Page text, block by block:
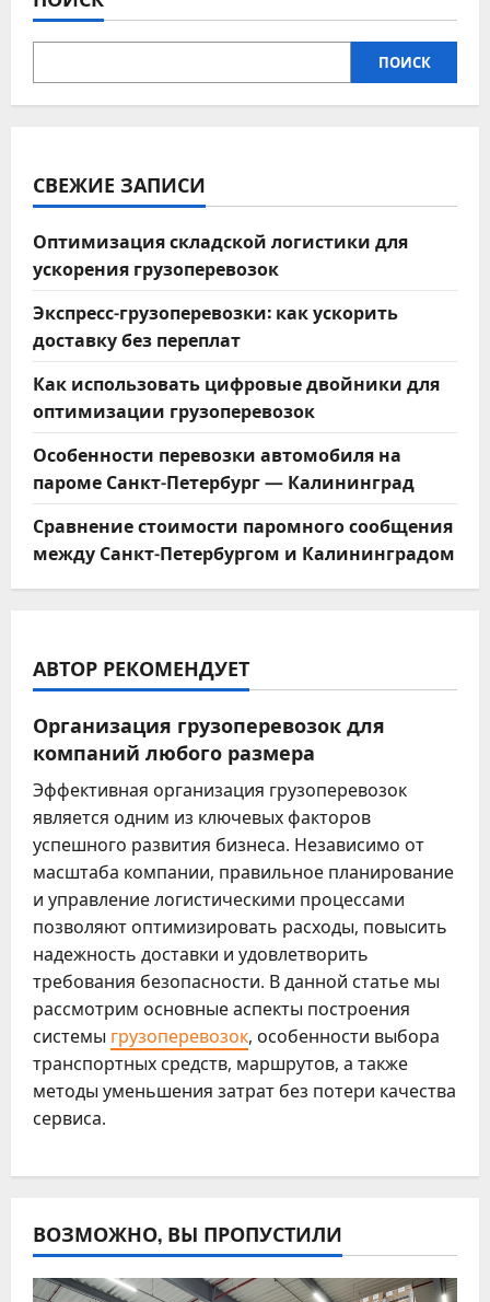
ПОИСК
СВЕЖИЕ ЗАПИСИ
Оптимизация складской логистики для
ускорения грузоперевозок
Экспресс-грузоперевозки: как ускорить
доставку без переплат
Как использовать цифровые двойники для
оптимизации грузоперевозок
Особенности перевозки автомобиля на
пароме Санкт-Петербург — Калининград
Сравнение стоимости паромного сообщения
между Санкт-Петербургом и Калининградом
АВТОР РЕКОМЕНДУЕТ
Организация грузоперевозок для
компаний любого размера
Эффективная организация грузоперевозок
является одним из ключевых факторов
успешного развития бизнеса. Независимо от
масштаба компании, правильное планирование
и управление логистическими процессами
позволяют оптимизировать расходы, повысить
надежность доставки и удовлетворить
требования безопасности. В данной статье мы
рассмотрим основные аспекты построения
системы грузоперевозок, особенности выбора
транспортных средств, маршрутов, а также
методы уменьшения затрат без потери качества
сервиса.
ВОЗМОЖНО, ВЫ ПРОПУСТИЛИ